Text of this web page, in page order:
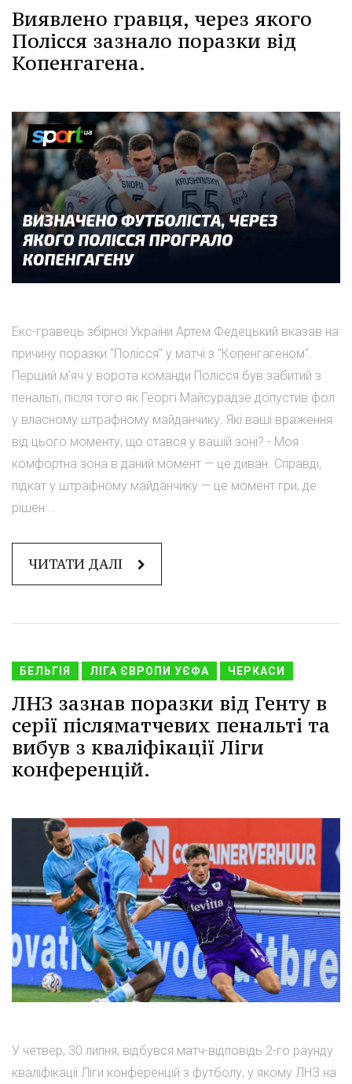
Виявлено гравця, через якого
Полісся зазнало поразки від
Копенгагена.
Екс-гравець збірної України Артем Федецький вказав на
причину поразки "Полісся" у матчі з "Копенгагеном".
Перший м'яч у ворота команди Полісся був забитий з
пенальті, після того як Георгі Майсурадзе допустив фол
у власному штрафному майданчику. Які ваші враження
від цього моменту, що стався у вашій зоні? - Моя
комфортна зона в даний момент — це диван. Справді,
підкат у штрафному майданчику — це момент гри, де
рішен...
ЧИТАТИ ДАЛІ
БЕЛЬГІЯ ЛІГА ЄВРОПИ УЄФА ЧЕРКАСИ
ЛНЗ зазнав поразки від Генту в
серії післяматчевих пенальті та
вибув з кваліфікації Ліги
конференцій.
У четвер, 30 липня, відбувся матч-відповідь 2-го раунду
кваліфікації Ліги конференцій з футболу, у якому ЛНЗ на